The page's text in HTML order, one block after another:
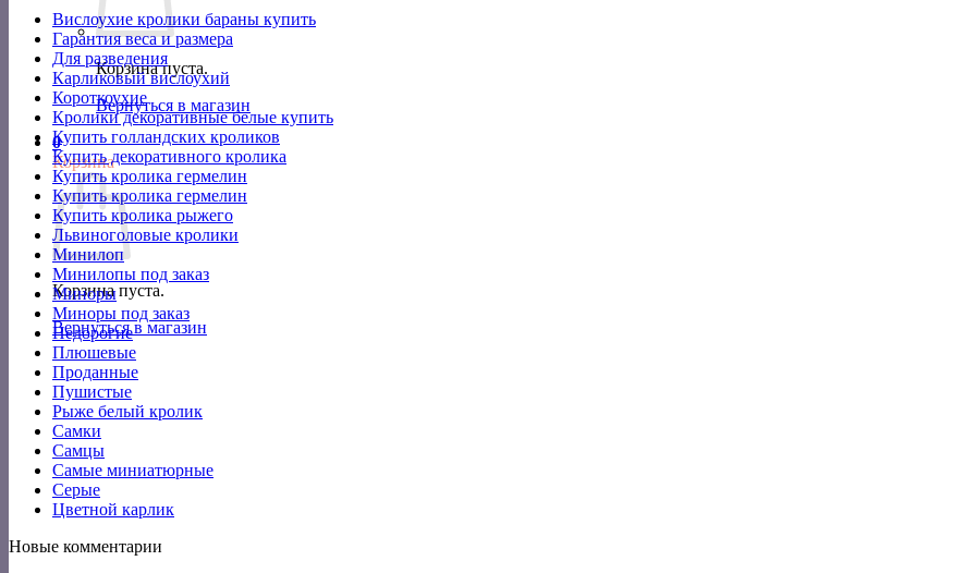
Корзина пуста.
Вернуться в магазин
0
Корзина
Корзина пуста.
Вернуться в магазин
Вислоухие кролики бараны купить
Гарантия веса и размера
Для разведения
Карликовый вислоухий
Короткоухие
Кролики декоративные белые купить
Купить голландских кроликов
Купить декоративного кролика
Купить кролика гермелин
Купить кролика гермелин
Купить кролика рыжего
Львиноголовые кролики
Минилоп
Минилопы под заказ
Миноры
Миноры под заказ
Недорогие
Плюшевые
Проданные
Пушистые
Рыже белый кролик
Самки
Самцы
Самые миниатюрные
Серые
Цветной карлик
Новые комментарии